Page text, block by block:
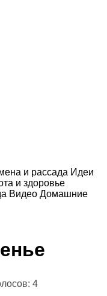
и рассада Идеи
и здоровье
Видео Домашние
4